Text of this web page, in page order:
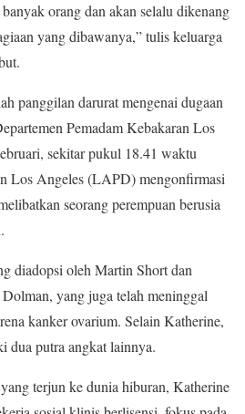
orang dan akan selalu dikenang
yang dibawanya,” tulis keluarga
panggilan darurat mengenai dugaan
Pemadam Kebakaran Los
sekitar pukul 18.41 waktu
Los Angeles (LAPD) mengonfirmasi
seorang perempuan berusia
diadopsi oleh Martin Short dan
yang juga telah meninggal
kanker ovarium. Selain Katherine,
dua putra angkat lainnya.
terjun ke dunia hiburan, Katherine